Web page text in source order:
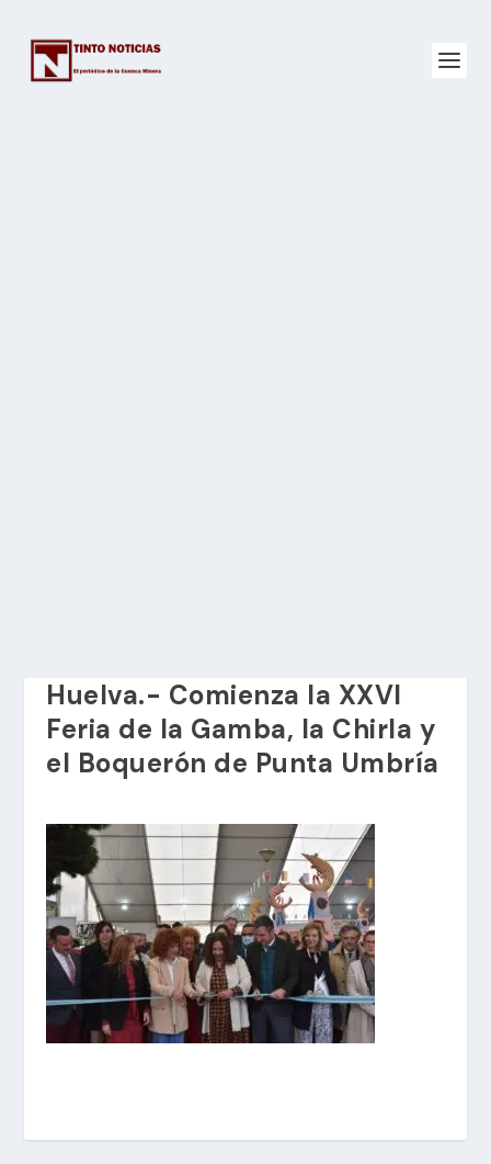
Huelva.- Comienza la XXVI
Feria de la Gamba, la Chirla y
el Boquerón de Punta Umbría